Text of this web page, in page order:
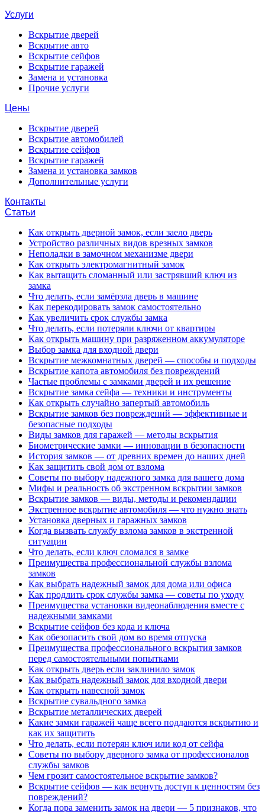
Услуги
Вскрытие дверей
Вскрытие авто
Вскрытие сейфов
Вскрытие гаражей
Замена и установка
Прочие услуги
Цены
Вскрытие дверей
Вскрытие автомобилей
Вскрытие сейфов
Вскрытие гаражей
Замена и установка замков
Дополнительные услуги
Контакты
Статьи
Как открыть дверной замок, если заело дверь
Устройство различных видов врезных замков
Неполадки в замочном механизме двери
Как открыть электромагнитный замок
Как вытащить сломанный или застрявший ключ из
замка
Что делать, если замёрзла дверь в машине
Как перекодировать замок самостоятельно
Как увеличить срок службы замка
Что делать, если потеряли ключи от квартиры
Как открыть машину при разряженном аккумуляторе
Выбор замка для входной двери
Вскрытие межкомнатных дверей — способы и подходы
Вскрытие капота автомобиля без повреждений
Частые проблемы с замками дверей и их решение
Вскрытие замка сейфа — техники и инструменты
Как открыть случайно запертый автомобиль
Вскрытие замков без повреждений — эффективные и
безопасные подходы
Виды замков для гаражей — методы вскрытия
Биометрические замки — инновации в безопасности
История замков — от древних времен до наших дней
Как защитить свой дом от взлома
Советы по выбору надежного замка для вашего дома
Мифы и реальность об экстренном вскрытии замков
Вскрытие замков — виды, методы и рекомендации
Экстренное вскрытие автомобиля — что нужно знать
Установка дверных и гаражных замков
Когда вызвать службу взлома замков в экстренной
ситуации
Что делать, если ключ сломался в замке
Преимущества профессиональной службы взлома
замков
Как выбрать надежный замок для дома или офиса
Как продлить срок службы замка — советы по уходу
Преимущества установки видеонаблюдения вместе с
надежными замками
Вскрытие сейфов без кода и ключа
Как обезопасить свой дом во время отпуска
Преимущества профессионального вскрытия замков
перед самостоятельными попытками
Как открыть дверь если заклинило замок
Как выбрать надежный замок для входной двери
Как открыть навесной замок
Вскрытие сувальдного замка
Вскрытие металлических дверей
Какие замки гаражей чаще всего поддаются вскрытию и
как их защитить
Что делать, если потерян ключ или код от сейфа
Советы по выбору дверного замка от профессионалов
службы замков
Чем грозит самостоятельное вскрытие замков?
Вскрытие сейфов — как вернуть доступ к ценностям без
повреждений?
Когда пора заменить замок на двери — 5 признаков, что